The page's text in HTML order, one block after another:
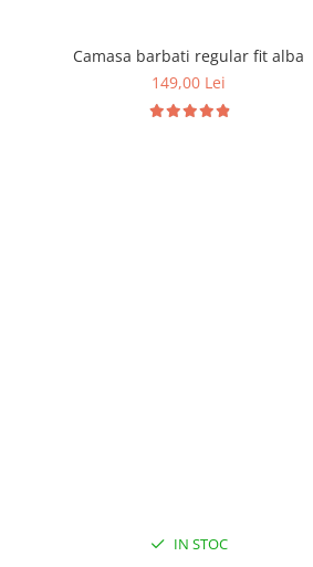
Camasa barbati regular fit alba
149,00 Lei
IN STOC